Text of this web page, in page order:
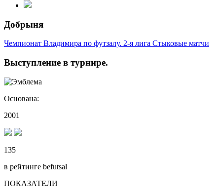
Добрыня
Чемпионат Владимира по футзалу. 2-я лига Стыковые матчи
Выступление в турнире.
Основана:
2001
135
в рейтинге befutsal
ПОКАЗАТЕЛИ